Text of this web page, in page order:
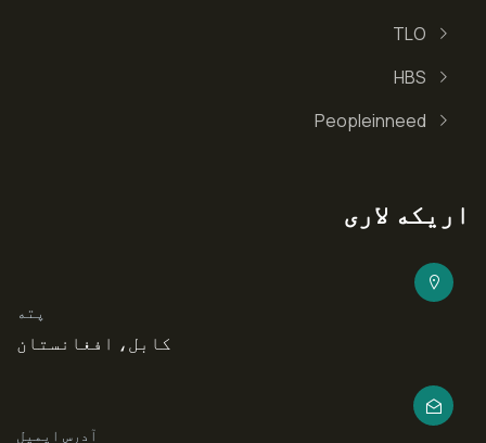
TLO
HBS
Peopleinneed
اریکه لاری
پته
کابل، افغانستان
آدرس ایمیل